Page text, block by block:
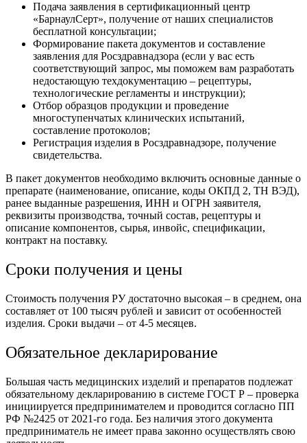
Подача заявления в сертификационный центр
«БарнаулСерт», получение от наших специалистов
бесплатной консультации;
Формирование пакета документов и составление
заявления для Росздравнадзора (если у вас есть
соответствующий запрос, мы поможем вам разработать
недостающую техдокументацию – рецептуры,
технологические регламенты и инструкции);
Отбор образцов продукции и проведение
многоступенчатых клинических испытаний,
составление протоколов;
Регистрация изделия в Росздравнадзоре, получение
свидетельства.
В пакет документов необходимо включить основные данные о
препарате (наименование, описание, коды ОКПД 2, ТН ВЭД),
ранее выданные разрешения, ИНН и ОГРН заявителя,
реквизиты производства, точный состав, рецептуры и
описание компонентов, сырья, инвойс, спецификации,
контракт на поставку.
Сроки получения и цены
Стоимость получения РУ достаточно высокая – в среднем, она
составляет от 100 тысяч рублей и зависит от особенностей
изделия. Сроки выдачи – от 4-5 месяцев.
Обязательное декларирование
Большая часть медицинских изделий и препаратов подлежат
обязательному декларированию в системе ГОСТ Р – проверка
инициируется предпринимателем и проводится согласно ПП
РФ №2425 от 2021-го года. Без наличия этого документа
предприниматель не имеет права законно осуществлять свою